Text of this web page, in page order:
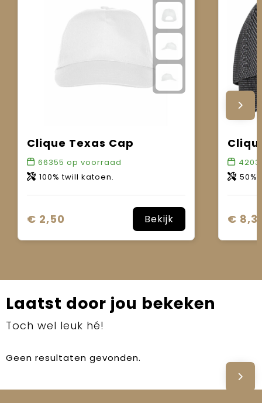
Clique Texas Cap
66355 op voorraad
100% twill katoen.
€ 2,50 Bekijk
4203
50%
€
Laatst door jou bekeken
Toch wel leuk hé!
Geen resultaten gevonden.